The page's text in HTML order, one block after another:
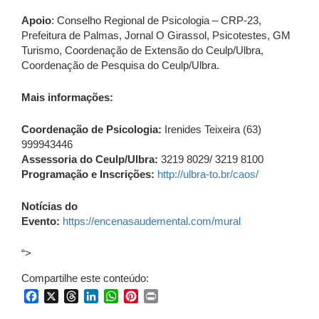
Apoio: Conselho Regional de Psicologia – CRP-23,
Prefeitura de Palmas, Jornal O Girassol, Psicotestes, GM
Turismo, Coordenação de Extensão do Ceulp/Ulbra,
Coordenação de Pesquisa do Ceulp/Ulbra.
Mais informações:
Coordenação de Psicologia: Irenides Teixeira (63)
999943446
Assessoria do Ceulp/Ulbra: 3219 8029/ 3219 8100
Programação e Inscrições: http://ulbra-to.br/caos/
Notícias do
Evento: https://encenasaudemental.com/mural
“>
Compartilhe este conteúdo:
FacebookThreadsLinkedInWhatsApp
Pinterest